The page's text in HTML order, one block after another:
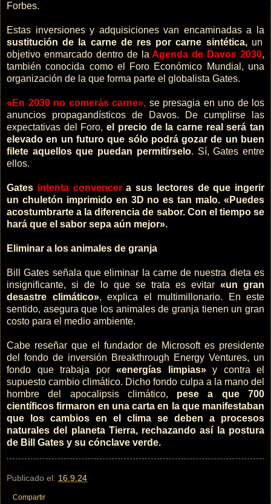
Forbes.
Estas inversiones y adquisiciones van encaminadas a la
sustitución de la carne de res por carne sintética,un
objetivo enmarcado dentro de la Agenda de Davos 2030,
también conocida como el Foro Económico Mundial, una
organización de la que forma parte el globalista Gates.
«En 2030 no comerás carne», se presagia en uno de los
anuncios propagandísticos de Davos. De cumplirse las
expectativas del Foro,el precio de la carne real será tan
elevado en un futuro que sólo podrá gozar de un buen
filete aquellos que puedan permitírselo. Sí, Gates entre
ellos.
Gates intenta convencera sus lectores de que ingerir
un chuletón imprimido en 3D no es tan malo. «Puedes
acostumbrarte a la diferencia de sabor. Con el tiempo se
hará que el sabor sepa aún mejor».
Eliminar a los animales de granja
Bill Gates señala que eliminar la carne de nuestra dieta es
insignificante, si de lo que se trata es evitar «un gran
desastre climático», explica el multimillonario. En este
sentido, asegura que los animales de granja tienen un gran
costo para el medio ambiente.
Cabe reseñar que el fundador de Microsoft es presidente
del fondo de inversión Breakthrough Energy Ventures, un
fondo que trabaja por «energías limpias»y contra el
supuesto cambio climático. Dicho fondo culpa a la mano del
hombre del apocalipsis climático, pese a que 700
científicos firmaron en una carta en la que manifestaban
que los cambios en el clima se deben a procesos
naturales del planeta Tierra, rechazando así la postura
de Bill Gates y su cónclave verde.
Publicado el: 16.9.24
Compartir